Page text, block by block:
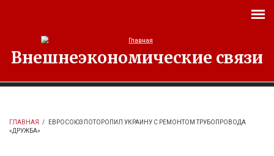
Внешнеэкономические связи
ГЛАВНАЯ /
ЕВРОСОЮЗ ПОТОРОПИЛ УКРАИНУ С РЕМОНТОМ ТРУБОПРОВОДА
«ДРУЖБА»